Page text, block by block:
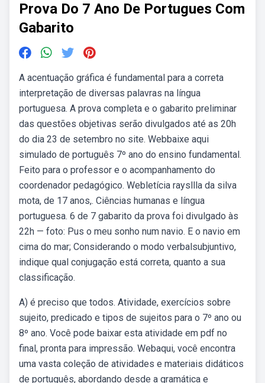
Prova Do 7 Ano De Portugues Com
Gabarito
A acentuação gráfica é fundamental para a correta
interpretação de diversas palavras na língua
portuguesa. A prova completa e o gabarito preliminar
das questões objetivas serão divulgados até as 20h
do dia 23 de setembro no site. Webbaixe aqui
simulado de português 7º ano do ensino fundamental.
Feito para o professor e o acompanhamento do
coordenador pedagógico. Webletícia raysllla da silva
mota, de 17 anos,. Ciências humanas e língua
portuguesa. 6 de 7 gabarito da prova foi divulgado às
22h — foto: Pus o meu sonho num navio. E o navio em
cima do mar; Considerando o modo verbalsubjuntivo,
indique qual conjugação está correta, quanto a sua
classificação.
A) é preciso que todos. Atividade, exercícios sobre
sujeito, predicado e tipos de sujeitos para o 7º ano ou
8º ano. Você pode baixar esta atividade em pdf no
final, pronta para impressão. Webaqui, você encontra
uma vasta coleção de atividades e materiais didáticos
de português, abordando desde a gramática e